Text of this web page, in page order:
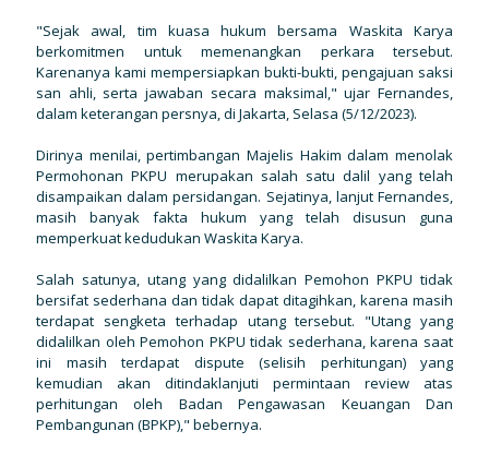
"Sejak awal, tim kuasa hukum bersama Waskita Karya
berkomitmen untuk memenangkan perkara tersebut.
Karenanya kami mempersiapkan bukti-bukti, pengajuan saksi
san ahli, serta jawaban secara maksimal," ujar Fernandes,
dalam keterangan persnya, di Jakarta, Selasa (5/12/2023).
Dirinya menilai, pertimbangan Majelis Hakim dalam menolak
Permohonan PKPU merupakan salah satu dalil yang telah
disampaikan dalam persidangan. Sejatinya, lanjut Fernandes,
masih banyak fakta hukum yang telah disusun guna
memperkuat kedudukan Waskita Karya.
Salah satunya, utang yang didalilkan Pemohon PKPU tidak
bersifat sederhana dan tidak dapat ditagihkan, karena masih
terdapat sengketa terhadap utang tersebut. "Utang yang
didalilkan oleh Pemohon PKPU tidak sederhana, karena saat
ini masih terdapat dispute (selisih perhitungan) yang
kemudian akan ditindaklanjuti permintaan review atas
perhitungan oleh Badan Pengawasan Keuangan Dan
Pembangunan (BPKP)," bebernya.